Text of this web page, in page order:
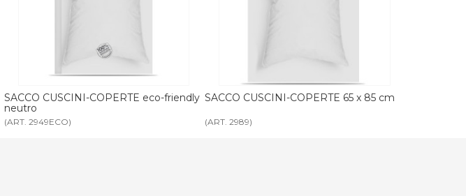
SACCO CUSCINI-COPERTE 65 x 85 cm
(ART. 2989)
SACCO CUSCINI ECO-FRIENDLY in
(ART. 3630)